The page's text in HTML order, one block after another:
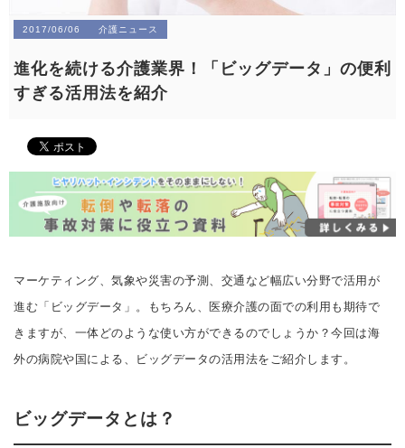
2017/06/06 介護ニュース
進化を続ける介護業界！「ビッグデータ」の便利
すぎる活用法を紹介
マーケティング、気象や災害の予測、交通など幅広い分野で活用が
進む「ビッグデータ」。もちろん、医療介護の面での利用も期待で
きますが、一体どのような使い方ができるのでしょうか？今回は海
外の病院や国による、ビッグデータの活用法をご紹介します。
ビッグデータとは？